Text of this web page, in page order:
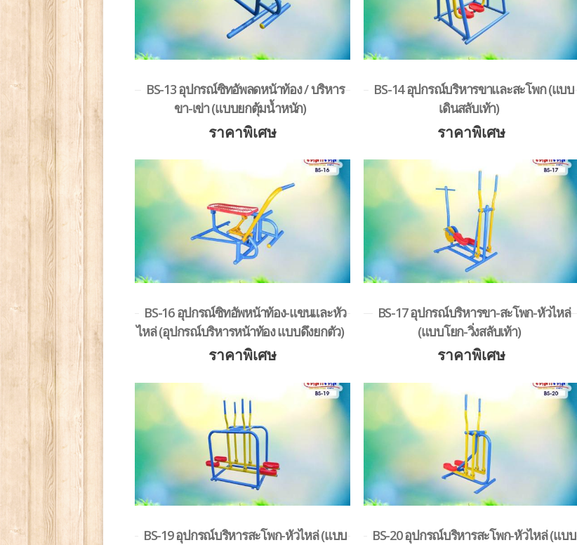
BS-13 อุปกรณ์ซิทอัพลดหน้าท้อง / บริหาร
ขา-เข่า (แบบยกตุ้มน้ำหนัก)
ราคาพิเศษ
BS-14 อุปกรณ์บริหารขาและสะโพก (แบบ
เดินสลับเท้า)
ราคาพิเศษ
BS-16 อุปกรณ์ซิทอัพหน้าท้อง-แขนและหัว
ไหล่ (อุปกรณ์บริหารหน้าท้อง แบบดึงยกตัว)
ราคาพิเศษ
BS-17 อุปกรณ์บริหารขา-สะโพก-หัวไหล่
(แบบโยก-วิ่งสลับเท้า)
ราคาพิเศษ
BS-19 อุปกรณ์บริหารสะโพก-หัวไหล่ (แบบ
BS-20 อุปกรณ์บริหารสะโพก-หัวไหล่ (แบบ